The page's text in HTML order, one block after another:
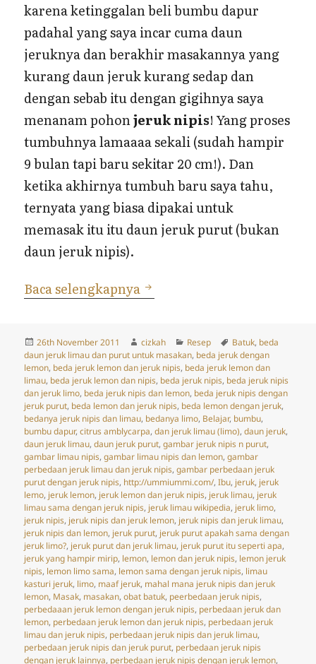
karena ketinggalan beli bumbu dapur
padahal yang saya incar cuma daun
jeruknya dan berakhir masakannya yang
kurang daun jeruk kurang sedap dan
dengan sebab itu dengan gigihnya saya
menanam pohonjeruk nipis! Yang proses
tumbuhnya lamaaaa sekali (sudah hampir
9 bulan tapi baru sekitar 20 cm!). Dan
ketika akhirnya tumbuh baru saya tahu,
ternyata yang biasa dipakai untuk
memasak itu itu daun jeruk purut (bukan
daun jeruk nipis).
Baca selengkapnya Beda Jeruk Nipis, Jeruk
Posted
on
26th November 2011 Author
cizkah Categories
Resep Tags
Batuk, beda
daun jeruk limau dan purut untuk masakan, beda jeruk dengan
lemon, beda jeruk lemon dan jeruk nipis, beda jeruk lemon dan
limau, beda jeruk lemon dan nipis, beda jeruk nipis, beda jeruk nipis
dan jeruk limo, beda jeruk nipis dan lemon, beda jeruk nipis dengan
jeruk purut, beda lemon dan jeruk nipis, beda lemon dengan jeruk,
bedanya jeruk nipis dan limau, bedanya limo, Belajar, bumbu,
bumbu dapur,citrus amblycarpa,dan jeruk limau (limo),daun jeruk,
daun jeruk limau,daun jeruk purut,gambar jeruk nipis n purut,
gambar limau nipis,gambar limau nipis dan lemon,gambar
perbedaan jeruk limau dan jeruk nipis,gambar perbedaan jeruk
purut dengan jeruk nipis, http://ummiummi.com/,Ibu, jeruk, jeruk
lemo, jeruk lemon, jeruk lemon dan jeruk nipis, jeruk limau, jeruk
limau sama dengan jeruk nipis, jeruk limau wikipedia, jeruk limo,
jeruk nipis, jeruk nipis dan jeruk lemon, jeruk nipis dan jeruk limau,
jeruk nipis dan lemon, jeruk purut, jeruk purut apakah sama dengan
jeruk limo?, jeruk purut dan jeruk limau, jeruk purut itu seperti apa,
jeruk yang hampir mirip, lemon, lemon dan jeruk nipis, lemon jeruk
nipis, lemon limo sama, lemon sama dengan jeruk nipis, limau
kasturi jeruk, limo, maaf jeruk, mahal mana jeruk nipis dan jeruk
lemon, Masak, masakan,obat batuk, peerbedaan jeruk nipis,
perbedaaan jeruk lemon dengan jeruk nipis, perbedaan jeruk dan
lemon, perbedaan jeruk lemon dan jeruk nipis, perbedaan jeruk
limau dan jeruk nipis, perbedaan jeruk nipis dan jeruk limau,
perbedaan jeruk nipis dan jeruk purut, perbedaan jeruk nipis
dengan jeruk lainnya, perbedaan jeruk nipis dengan jeruk lemon,